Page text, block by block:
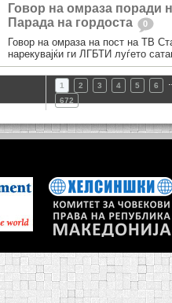
Говор на омраза поради
Парада на гордоста
0
Говор на омраза на пост на ТВ
нарекувајќи ги ЛГБТИ луѓето
1 2 3 4 5 6
672